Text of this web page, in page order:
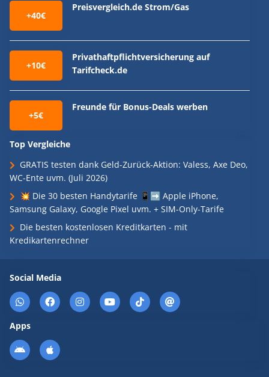
+40€
Preisvergleich.de Strom/Gas
+10€
Privathaftpflichtversicherung auf
Tarifcheck.de
+5€
Freunde für Bonus-Deals werben
Top Vergleiche
GRATIS testen dank Geld-Zurück-Aktion: Valess, Axe Deo,
WC-Ente uvm. (Juli 2026)
💥 Die 30 besten Handytarife 📱➡️ Apple iPhone,
Samsung Galaxy, Google Pixel uvm. + SIM-Only-Tarife
Die besten kostenlosen Kreditkarten - mit
Kredikartenrechner
Social Media
Apps